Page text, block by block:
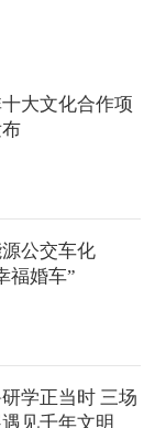
大文化合作项
公交车化
福婚车”
学正当时 三场
见千年文明